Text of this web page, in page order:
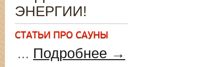
ЭНЕРГИИ!
... Подробнее →